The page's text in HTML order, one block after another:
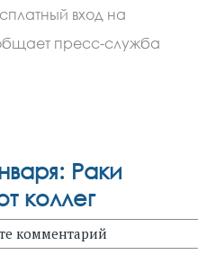
вход на
пресс-служба
Раки
коллег
комментарий